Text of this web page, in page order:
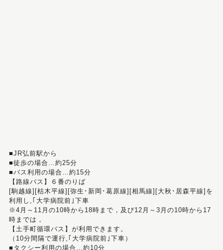
■JR弘前駅から
■徒歩の場合…約25分
■バス利用の場合…約15分
【路線バス】６番のりば
[駒越線][枯木平線][弥生･新岡･葛原線][相馬線][大秋･居森平線]を
利用し,｢大学病院前｣下車
※4月～11月の10時から18時まで，及び12月～3月の10時から17
時までは，
【土手町循環バス】が利用できます。
（10分間隔で運行,｢大学病院前｣下車）
■タクシー利用の場合…約10分